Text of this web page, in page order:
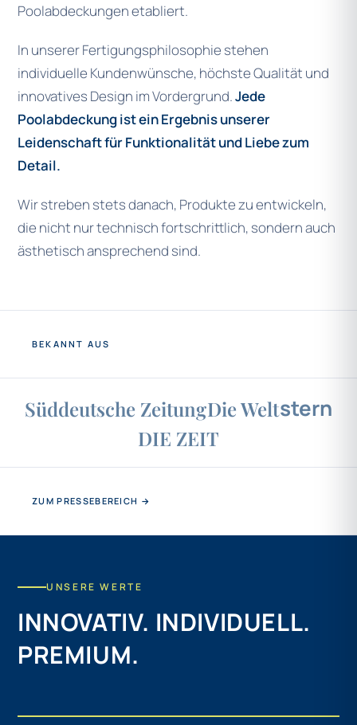
Poolabdeckungen etabliert.
In unserer Fertigungsphilosophie stehen
individuelle Kundenwünsche, höchste Qualität und
innovatives Design im Vordergrund.Jede
Poolabdeckung ist ein Ergebnis unserer
Leidenschaft für Funktionalität und Liebe zum
Detail.
Wir streben stets danach, Produkte zu entwickeln,
die nicht nur technisch fortschrittlich, sondern auch
ästhetisch ansprechend sind.
BEKANNT AUS
Süddeutsche ZeitungDie Weltstern
DIE ZEIT
ZUM PRESSEBEREICH →
UNSERE WERTE
INNOVATIV. INDIVIDUELL.
PREMIUM.